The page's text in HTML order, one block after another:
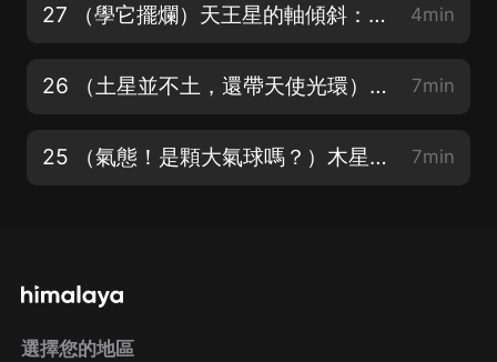
27 （學它擺爛）天王星的軸傾斜：一個躺在軌道上的行星 4min
26 （土星並不土，還帶天使光環）土星的環：自帶天使的光環 7min
25 （氣態！是顆大氣球嗎？）木星的巨大磁場：氣態巨行星的隱藏力量 7min
選擇您的地區